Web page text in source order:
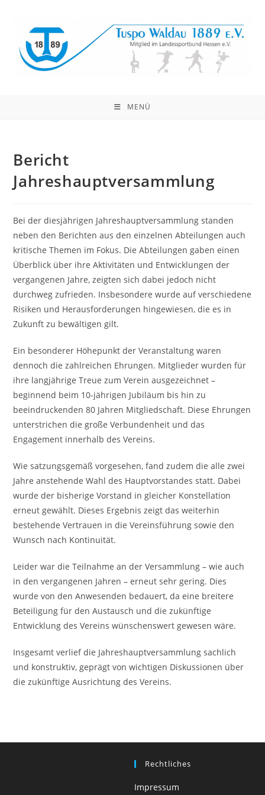
springen
MENÜ
Bericht
Jahreshauptversammlung
Bei der diesjährigen Jahreshauptversammlung standen
neben den Berichten aus den einzelnen Abteilungen auch
kritische Themen im Fokus. Die Abteilungen gaben einen
Überblick über ihre Aktivitäten und Entwicklungen der
vergangenen Jahre, zeigten sich dabei jedoch nicht
durchweg zufrieden. Insbesondere wurde auf verschiedene
Risiken und Herausforderungen hingewiesen, die es in
Zukunft zu bewältigen gilt.
Ein besonderer Höhepunkt der Veranstaltung waren
dennoch die zahlreichen Ehrungen. Mitglieder wurden für
ihre langjährige Treue zum Verein ausgezeichnet –
beginnend beim 10-jährigen Jubiläum bis hin zu
beeindruckenden 80 Jahren Mitgliedschaft. Diese Ehrungen
unterstrichen die große Verbundenheit und das
Engagement innerhalb des Vereins.
Wie satzungsgemäß vorgesehen, fand zudem die alle zwei
Jahre anstehende Wahl des Hauptvorstandes statt. Dabei
wurde der bisherige Vorstand in gleicher Konstellation
erneut gewählt. Dieses Ergebnis zeigt das weiterhin
bestehende Vertrauen in die Vereinsführung sowie den
Wunsch nach Kontinuität.
Leider war die Teilnahme an der Versammlung – wie auch
in den vergangenen Jahren – erneut sehr gering. Dies
wurde von den Anwesenden bedauert, da eine breitere
Beteiligung für den Austausch und die zukünftige
Entwicklung des Vereins wünschenswert gewesen wäre.
Insgesamt verlief die Jahreshauptversammlung sachlich
und konstruktiv, geprägt von wichtigen Diskussionen über
die zukünftige Ausrichtung des Vereins.
Rechtliches
Impressum